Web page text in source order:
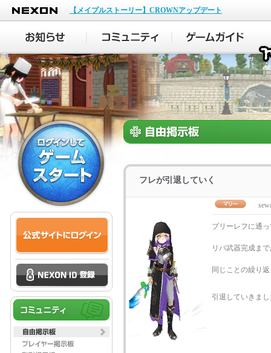
NEXON
【メイプルストーリー】CROWNアップデート
フレが引退していく
ブリーレフに通
リバ武器完成ま
同じことの繰り
引退していきま